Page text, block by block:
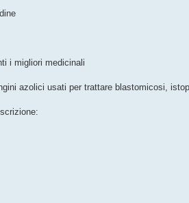
i migliori medicinali
azolici usati per trattare blastomicosi,